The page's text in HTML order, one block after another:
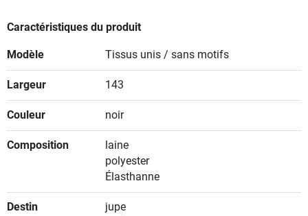
Caractéristiques du produit
Modèle Tissus unis / sans motifs
Largeur 143
Couleur noir
Composition
laine
polyester
Élasthanne
Destin
jupe